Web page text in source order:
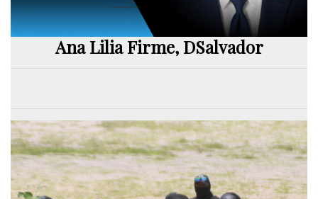
Ana Lilia Firme, DSalvador